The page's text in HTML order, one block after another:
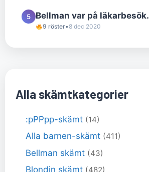
5 Bellman var på läkarbesök.
9 röster•8 dec 2020
Alla skämtkategorier
:pPPpp-skämt (14)
Alla barnen-skämt (411)
Bellman skämt (43)
Blondin skämt (482)